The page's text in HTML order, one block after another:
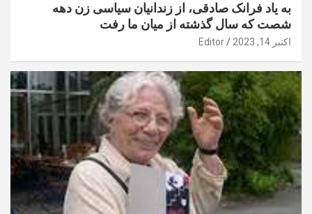
به یاد فرانک صادقی، از زندانیان سیاسی زن دهه
شصت که سال گذشته از میان ما رفت
اکتبر 14, 2023 Editor